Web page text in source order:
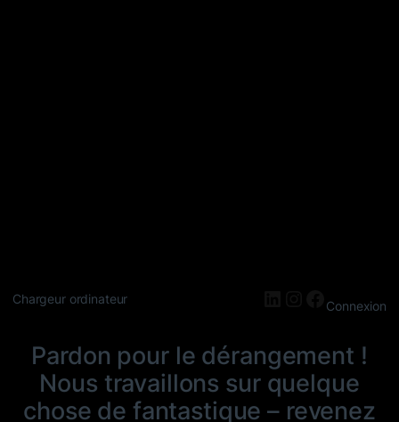
Chargeur ordinateur LinkedIn
Instagram
Connexion
Pardon pour le dérangement !
Nous travaillons sur quelque
chose de fantastique – revenez